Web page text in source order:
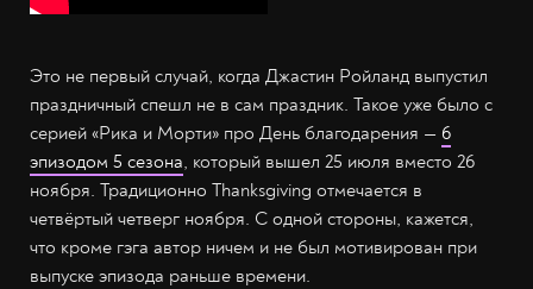
Это не первый случай, когда Джастин Ройланд выпустил
праздничный спешл не в сам праздник. Такое уже было с
серией «Рика и Морти» про День благодарения — 6
эпизодом 5 сезона, который вышел 25 июля вместо 26
ноября. Традиционно Thanksgiving отмечается в
четвёртый четверг ноября. С одной стороны, кажется,
что кроме гэга автор ничем и не был мотивирован при
выпуске эпизода раньше времени.